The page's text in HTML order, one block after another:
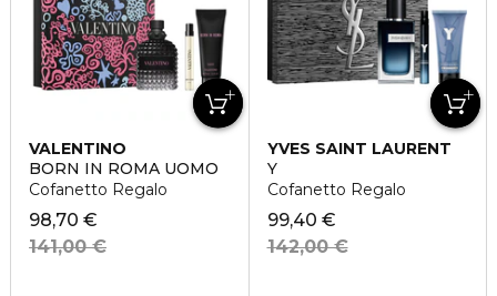
VALENTINO
BORN IN ROMA UOMO
Cofanetto Regalo
98,70 €
141,00 €
YVES SAINT LAURENT
Y
Cofanetto Regalo
99,40 €
142,00 €